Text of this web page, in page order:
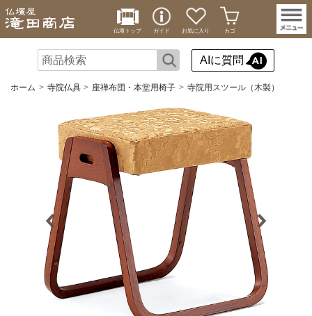
仏壇トップ ガイド お気に入り カゴ
AIに質問
ホーム 寺院仏具 座禅布団・本堂用椅子 寺院用スツール（木製）